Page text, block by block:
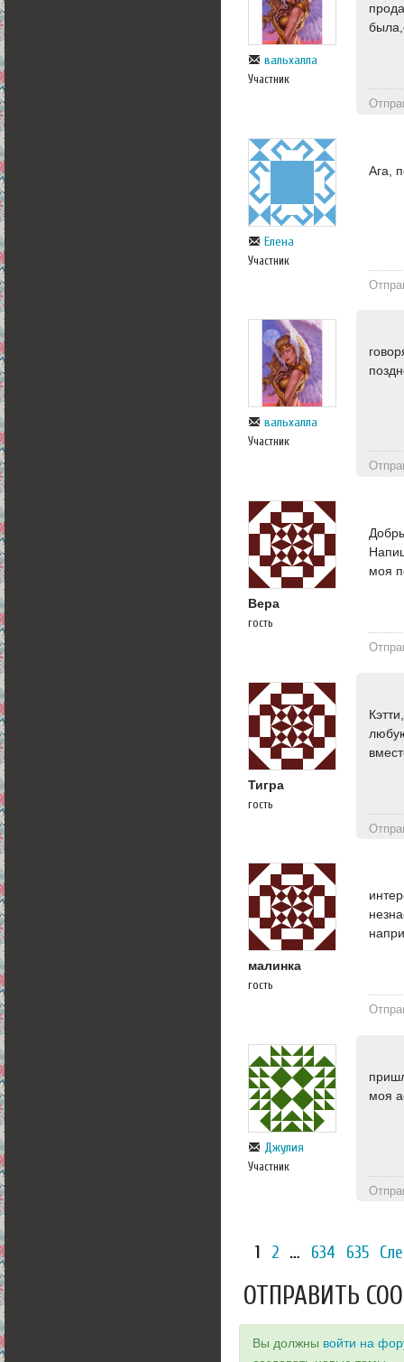
вальхалла
Участник
Елена
Участник
Ага,
вальхалла
Участник
Вера
гость
моя
Тигра
гость
малинка
гость
Джулия
Участник
моя
1 2 … 634 635
ОТПРАВИТЬ
Вы должны войти на